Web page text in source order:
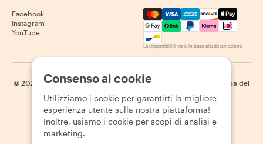
Facebook
Instagram
YouTube
Mastercard, Visa, Amex,
La disponibilità varia in base alla destinazione
© 2026 Withlocals.com | Informativa sulla privacy
Mappa del
Consenso ai cookie
Utilizziamo i cookie per garantirti la migliore
esperienza utente sulla nostra piattaforma!
Inoltre, usiamo i cookie per scopi di analisi e
marketing.